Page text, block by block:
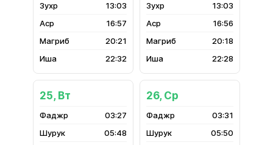
13:03
16:57
20:21
22:32
13:03
16:56
20:18
22:28
25, Вт
03:27
05:48
26, Ср
03:31
05:50